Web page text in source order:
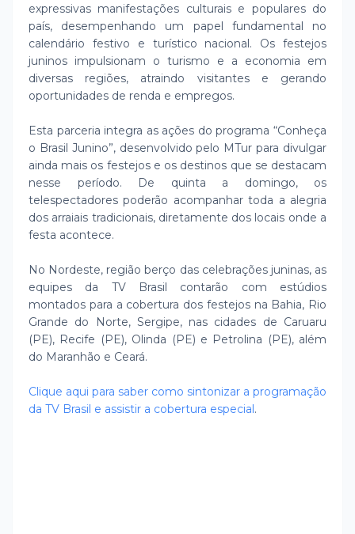
expressivas manifestações culturais e populares do
país, desempenhando um papel fundamental no
calendário festivo e turístico nacional. Os festejos
juninos impulsionam o turismo e a economia em
diversas regiões, atraindo visitantes e gerando
oportunidades de renda e empregos.
Esta parceria integra as ações do programa “Conheça
o Brasil Junino”, desenvolvido pelo MTur para divulgar
ainda mais os festejos e os destinos que se destacam
nesse período. De quinta a domingo, os
telespectadores poderão acompanhar toda a alegria
dos arraiais tradicionais, diretamente dos locais onde a
festa acontece.
No Nordeste, região berço das celebrações juninas, as
equipes da TV Brasil contarão com estúdios
montados para a cobertura dos festejos na Bahia, Rio
Grande do Norte, Sergipe, nas cidades de Caruaru
(PE), Recife (PE), Olinda (PE) e Petrolina (PE), além
do Maranhão e Ceará.
Clique aqui para saber como sintonizar a programação
da TV Brasil e assistir a cobertura especial.